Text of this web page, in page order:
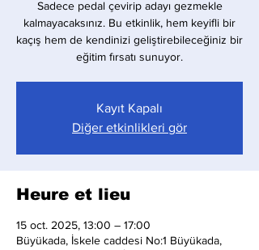
Sadece pedal çevirip adayı gezmekle
kalmayacaksınız. Bu etkinlik, hem keyifli bir
kaçış hem de kendinizi geliştirebileceğiniz bir
eğitim fırsatı sunuyor.
Kayıt Kapalı
Diğer etkinlikleri gör
Heure et lieu
15 oct. 2025, 13:00 – 17:00
Büyükada, İskele caddesi No:1 Büyükada,